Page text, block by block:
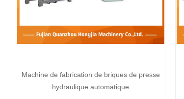
Machine de fabrication de briques de presse
hydraulique automatique